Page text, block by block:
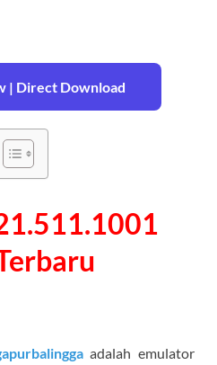
| Direct Download
adalah emulator